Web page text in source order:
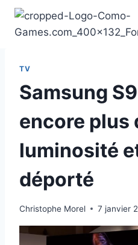
Aller
contenu
TV
Samsung
encore plus
luminosité
déporté
Christophe Morel 7 janvier